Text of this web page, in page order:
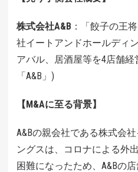
株式会社A&B ：「餃子の王
社イートアンドホールディ
アバル、居酒屋等を4店舗経
「A&B」)
【M&Aに至る背景】
A&Bの親会社である株式会
ングスは、コロナによる外
困難になったため、A&Bの